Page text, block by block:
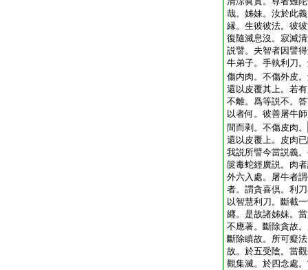
哉。姊妹。汝於此
縁。生彼彼法。彼
復隨滅息沒。寂滅
説譬。夫智者因譬
牛弟子。手執利刀
傷内肉。不傷外皮
還以皮覆其上。若
不離。爲等説不。
以者何。彼善屠牛
間而剥。不傷皮肉。
還以皮覆上。皮肉
我説所譬今當説義
篋毒蛇經廣説。肉
外六入處。屠牛者
者。謂貪喜倶。利
以智慧利刀。斷截
纒。是故諸姊妹。
不應著。斷除貪故
斷除瞋故。所可癡
故。於五受陰。當
觀集滅。於四念處